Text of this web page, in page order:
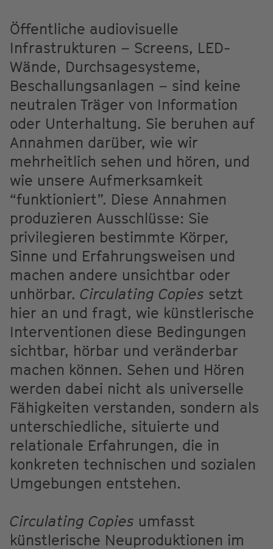
Öffentliche audiovisuelle
Infrastrukturen – Screens, LED-
Wände, Durchsagesysteme,
Beschallungsanlagen – sind keine
neutralen Träger von Information
oder Unterhaltung. Sie beruhen auf
Annahmen darüber, wie wir
mehrheitlich sehen und hören, und
wie unsere Aufmerksamkeit
“funktioniert”. Diese Annahmen
produzieren Ausschlüsse: Sie
privilegieren bestimmte Körper,
Sinne und Erfahrungsweisen und
machen andere unsichtbar oder
unhörbar. Circulating Copies setzt
hier an und fragt, wie künstlerische
Interventionen diese Bedingungen
sichtbar, hörbar und veränderbar
machen können. Sehen und Hören
werden dabei nicht als universelle
Fähigkeiten verstanden, sondern als
unterschiedliche, situierte und
relationale Erfahrungen, die in
konkreten technischen und sozialen
Umgebungen entstehen.
Circulating Copies umfasst
künstlerische Neuproduktionen im